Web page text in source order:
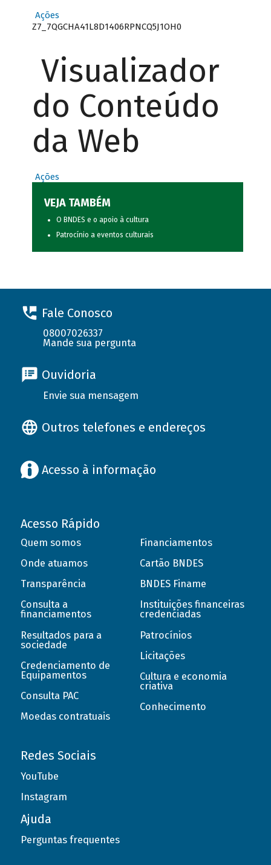
Ações
Z7_7QGCHA41L8D1406RPNCQ5J1OH0
Visualizador
do Conteúdo
da Web
Ações
VEJA TAMBÉM
O BNDES e o apoio à cultura
Patrocínio a eventos culturais
Fale Conosco
08007026337
Mande sua pergunta
Ouvidoria
Envie sua mensagem
Outros telefones e endereços
Acesso à informação
Acesso Rápido
Quem somos
Onde atuamos
Transparência
Consulta a
financiamentos
Resultados para a
sociedade
Credenciamento de
Equipamentos
Consulta PAC
Moedas contratuais
Financiamentos
Cartão BNDES
BNDES Finame
Instituições financeiras
credenciadas
Patrocínios
Licitações
Cultura e economia
criativa
Conhecimento
Redes Sociais
YouTube
Instagram
Ajuda
Perguntas frequentes